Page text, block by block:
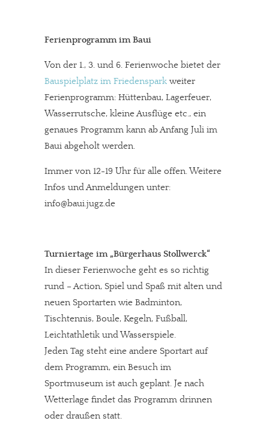
Ferienprogramm im Baui
Von der 1., 3. und 6. Ferienwoche bietet der
Bauspielplatz im Friedenspark weiter
Ferienprogramm: Hüttenbau, Lagerfeuer,
Wasserrutsche, kleine Ausflüge etc., ein
genaues Programm kann ab Anfang Juli im
Baui abgeholt werden.
Immer von 12-19 Uhr für alle offen. Weitere
Infos und Anmeldungen unter:
info@baui.jugz.de
Turniertage im „Bürgerhaus Stollwerck“
In dieser Ferienwoche geht es so richtig
rund – Action, Spiel und Spaß mit alten und
neuen Sportarten wie Badminton,
Tischtennis, Boule, Kegeln, Fußball,
Leichtathletik und Wasserspiele.
Jeden Tag steht eine andere Sportart auf
dem Programm, ein Besuch im
Sportmuseum ist auch geplant. Je nach
Wetterlage findet das Programm drinnen
oder draußen statt.